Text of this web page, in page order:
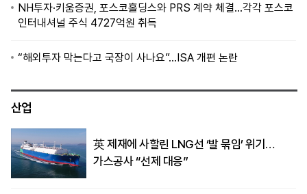
NH투자·키움증권, 포스코홀딩스와 PRS 계약 체결…각각 포스코
인터내셔널 주식 4727억원 취득
“해외투자 막는다고 국장이 사나요”…ISA 개편 논란
산업
英 제재에 사할린 LNG선 ‘발 묶임’ 위기…
가스공사 “선제 대응”